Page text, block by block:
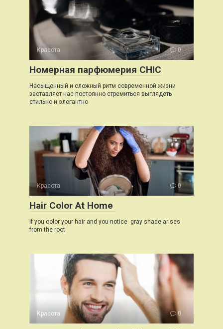
Красота 0
Номерная парфюмерия CHIC
Насыщенный и сложный ритм современной жизни
заставляет нас постоянно стремиться выглядеть
стильно и элегантно
Красота 0
Hair Color At Home
If you color your hair and you notice gray shade arises
from the root
Красота 0